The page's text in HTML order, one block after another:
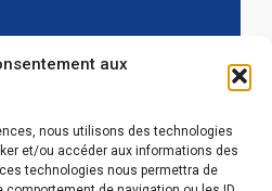
aux
nous utilisons des technologies
et/ou accéder aux informations des
technologies nous permettra de
de chaque mois :